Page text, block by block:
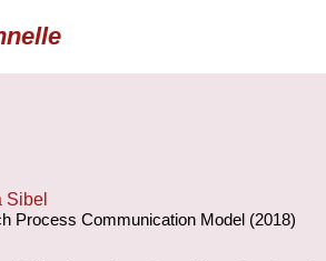
Sibel
Process Communication Model (2018)